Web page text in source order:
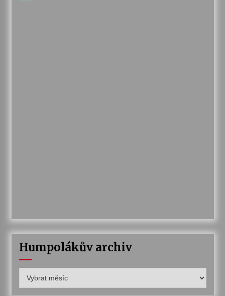
Humpolákův archiv
archiv